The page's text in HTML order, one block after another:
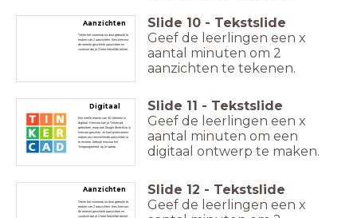
Aanzichten
Teken het voorwerp na door gebruikt te
maken van 2 aanzichten. Kies hiervoor
de meeste geschikte aanzichten en
voorkom dat je 2 keer hetzelfde tekent.
Slide 10 - Tekstslide
Geef de leerlingen een x
aantal minuten om 2
aanzichten te tekenen.
Digitaal
Een snelle manier van 3D tekenen is
digitaal. Hiervoor kun je Tinkercad
gebruiken, maar ook Google SketchUp is
hiervoor geschikt. Je kunt printscreens
maken om verschillende aanzichten in
te leveren. Gebruik hiervoor het
'knipprogramma' op je laptop.
Slide 11 - Tekstslide
Geef de leerlingen een x
aantal minuten om een
digitaal ontwerp te maken.
Aanzichten
Teken het voorwerp na door gebruikt te
maken van 2 aanzichten. Kies hiervoor
de meeste geschikte aanzichten en
voorkom dat je 2 keer hetzelfde tekent.
Slide 12 - Tekstslide
Geef de leerlingen een x